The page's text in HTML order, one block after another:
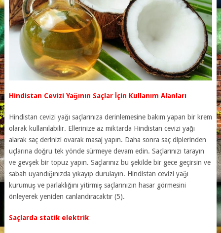
Hindistan Cevizi Yağının Saçlar İçin Kullanım Alanları
Hindistan cevizi yağı saçlarınıza derinlemesine bakım yapan bir krem
olarak kullanılabilir. Ellerinize az miktarda Hindistan cevizi yağı
alarak saç derinizi ovarak masaj yapın. Daha sonra saç diplerinden
uçlarına doğru tek yönde sürmeye devam edin. Saçlarınızı tarayın
ve gevşek bir topuz yapın. Saçlarınız bu şekilde bir gece geçirsin ve
sabah uyandığınızda yıkayıp durulayın. Hindistan cevizi yağı
kurumuş ve parlaklığını yitirmiş saçlarınızın hasar görmesini
önleyerek yeniden canlandıracaktır (5).
Saçlarda statik elektrik